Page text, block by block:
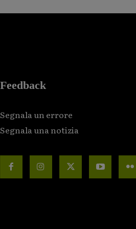
Feedback
Segnala un errore
Segnala una notizia